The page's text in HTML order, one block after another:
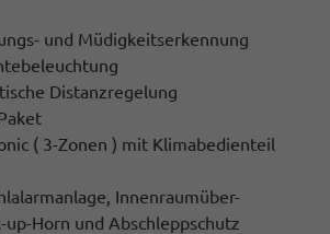
und Müdigkeitserkennung
Distanzregelung
( 3-Zonen ) mit Klimabedienteil
Innenraumüber-
up-Horn und Abschleppschutz